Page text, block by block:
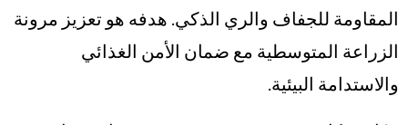
المقاومة للجفاف والري الذكي. هدفه هو تعزيز مرونة
الزراعة المتوسطية مع ضمان الأمن الغذائي
والاستدامة البيئية.